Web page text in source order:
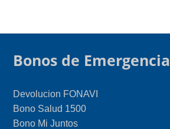
Bonos de Emergencia
Devolucion FONAVI
Bono Salud 1500
Bono Mi Juntos